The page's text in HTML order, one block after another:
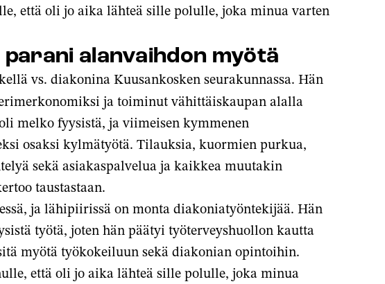
että oli jo aika lähteä sille polulle, joka minua varten
alanvaihdon myötä
vs. diakonina Kuusankosken seurakunnassa. Hän
ja toiminut vähittäiskaupan alalla
melko fyysistä, ja viimeisen kymmenen
osaksi kylmätyötä. Tilauksia, kuormien purkua,
sekä asiakaspalvelua ja kaikkea muutakin
taustastaan.
ja lähipiirissä on monta diakoniatyöntekijää. Hän
työtä, joten hän päätyi työterveyshuollon kautta
myötä työkokeiluun sekä diakonian opintoihin.
että oli jo aika lähteä sille polulle, joka minua